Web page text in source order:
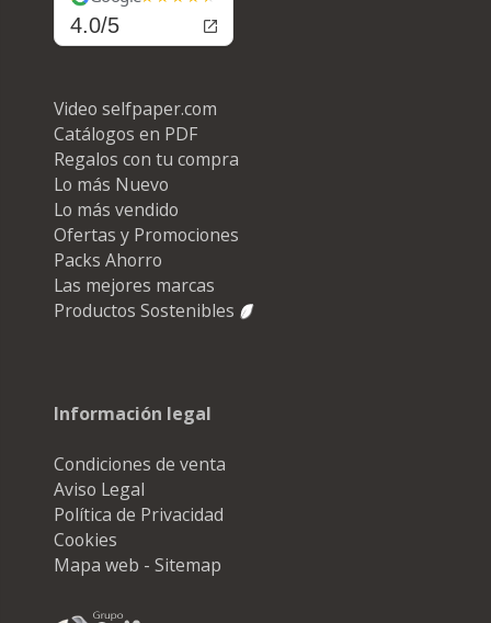
4.0/5
Video selfpaper.com
Catálogos en PDF
Regalos con tu compra
Lo más Nuevo
Lo más vendido
Ofertas y Promociones
Packs Ahorro
Las mejores marcas
Productos Sostenibles
Información legal
Condiciones de venta
Aviso Legal
Política de Privacidad
Cookies
Mapa web - Sitemap